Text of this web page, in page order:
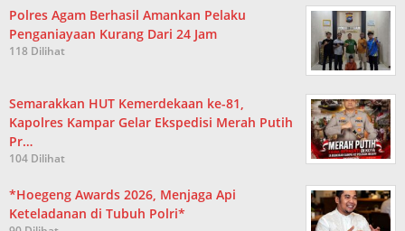
Polres Agam Berhasil Amankan Pelaku
Penganiayaan Kurang Dari 24 Jam
118 Dilihat
Semarakkan HUT Kemerdekaan ke-81,
Kapolres Kampar Gelar Ekspedisi Merah Putih
Pr…
104 Dilihat
*Hoegeng Awards 2026, Menjaga Api
Keteladanan di Tubuh Polri*